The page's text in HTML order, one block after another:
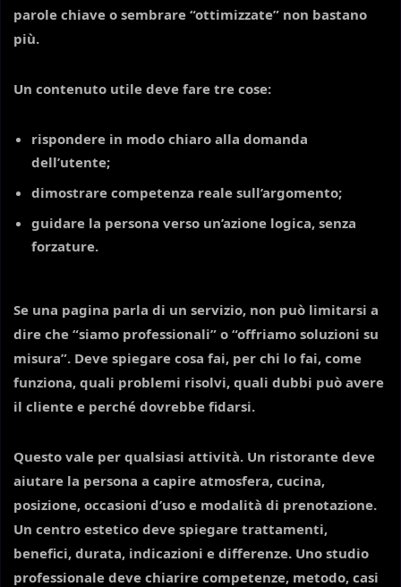
parole chiave o sembrare “ottimizzate” non bastano
più.
Un contenuto utile deve fare tre cose:
rispondere in modo chiaro alla domanda
dell’utente;
dimostrare competenza reale sull’argomento;
guidare la persona verso un’azione logica, senza
forzature.
Se una pagina parla di un servizio, non può limitarsi a
dire che “siamo professionali” o “offriamo soluzioni su
misura”. Deve spiegare cosa fai, per chi lo fai, come
funziona, quali problemi risolvi, quali dubbi può avere
il cliente e perché dovrebbe fidarsi.
Questo vale per qualsiasi attività. Un ristorante deve
aiutare la persona a capire atmosfera, cucina,
posizione, occasioni d’uso e modalità di prenotazione.
Un centro estetico deve spiegare trattamenti,
benefici, durata, indicazioni e differenze. Uno studio
professionale deve chiarire competenze, metodo, casi